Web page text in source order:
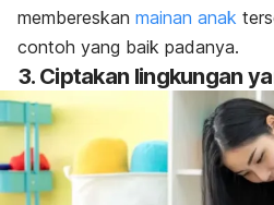
membereskan mainan anak
contoh yang baik padanya.
3. Ciptakan lingkungan